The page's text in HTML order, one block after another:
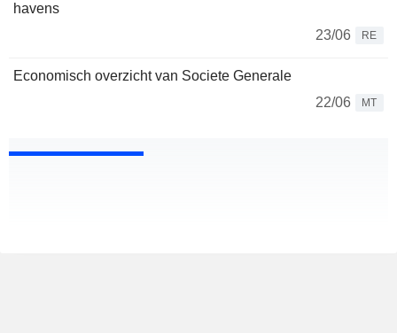
havens
23/06
RE
Economisch overzicht van Societe Generale
22/06
MT